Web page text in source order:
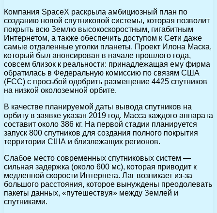
Компания SpaceX раскрыла амбициозный план по
созданию новой спутниковой системы, которая позволит
покрыть всю Землю высокоскоростным, гигабитным
Интернетом, а также обеспечить доступом к Сети даже
самые отдаленные уголки планеты. Проект Илона Маска,
который был анонсирован в начале прошлого года,
совсем близок к реальности: принадлежащая ему фирма
обратилась в Федеральную комиссию по связям США
(FCC) с просьбой одобрить размещение 4425 спутников
на низкой околоземной орбите.
В качестве планируемой даты вывода спутников на
орбиту в заявке указан 2019 год. Масса каждого аппарата
составит около 386 кг. На первой стадии планируется
запуск 800 спутников для создания полного покрытия
территории США и близлежащих регионов.
Слабое место современных спутниковых систем —
сильная задержка (около 600 мс), которая приводит к
медленной скорости Интернета. Лаг возникает из-за
большого расстояния, которое вынуждены преодолевать
пакеты данных, «путешествуя» между Землей и
спутниками.